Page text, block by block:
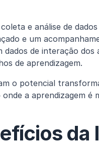
e análise de
e um
dados de interação
de aprendizagem.
o potencial
a aprendizagem é
da